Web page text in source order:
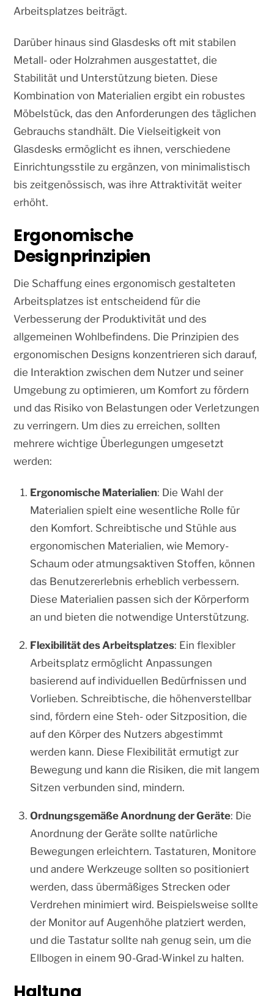
Arbeitsplatzes beiträgt.
Darüber hinaus sind Glasdesks oft mit stabilen
Metall- oder Holzrahmen ausgestattet, die
Stabilität und Unterstützung bieten. Diese
Kombination von Materialien ergibt ein robustes
Möbelstück, das den Anforderungen des täglichen
Gebrauchs standhält. Die Vielseitigkeit von
Glasdesks ermöglicht es ihnen, verschiedene
Einrichtungsstile zu ergänzen, von minimalistisch
bis zeitgenössisch, was ihre Attraktivität weiter
erhöht.
Ergonomische
Designprinzipien
Die Schaffung eines ergonomisch gestalteten
Arbeitsplatzes ist entscheidend für die
Verbesserung der Produktivität und des
allgemeinen Wohlbefindens. Die Prinzipien des
ergonomischen Designs konzentrieren sich darauf,
die Interaktion zwischen dem Nutzer und seiner
Umgebung zu optimieren, um Komfort zu fördern
und das Risiko von Belastungen oder Verletzungen
zu verringern. Um dies zu erreichen, sollten
mehrere wichtige Überlegungen umgesetzt
werden:
Ergonomische Materialien: Die Wahl der
Materialien spielt eine wesentliche Rolle für
den Komfort. Schreibtische und Stühle aus
ergonomischen Materialien, wie Memory-
Schaum oder atmungsaktiven Stoffen, können
das Benutzererlebnis erheblich verbessern.
Diese Materialien passen sich der Körperform
an und bieten die notwendige Unterstützung.
Flexibilität des Arbeitsplatzes: Ein flexibler
Arbeitsplatz ermöglicht Anpassungen
basierend auf individuellen Bedürfnissen und
Vorlieben. Schreibtische, die höhenverstellbar
sind, fördern eine Steh- oder Sitzposition, die
auf den Körper des Nutzers abgestimmt
werden kann. Diese Flexibilität ermutigt zur
Bewegung und kann die Risiken, die mit langem
Sitzen verbunden sind, mindern.
Ordnungsgemäße Anordnung der Geräte: Die
Anordnung der Geräte sollte natürliche
Bewegungen erleichtern. Tastaturen, Monitore
und andere Werkzeuge sollten so positioniert
werden, dass übermäßiges Strecken oder
Verdrehen minimiert wird. Beispielsweise sollte
der Monitor auf Augenhöhe platziert werden,
und die Tastatur sollte nah genug sein, um die
Ellbogen in einem 90-Grad-Winkel zu halten.